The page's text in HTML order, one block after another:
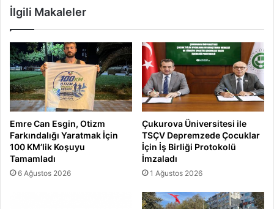
İlgili Makaleler
Emre Can Esgin, Otizm
Farkındalığı Yaratmak İçin
100 KM’lik Koşuyu
Tamamladı
6 Ağustos 2026
Çukurova Üniversitesi ile
TSÇV Depremzede Çocuklar
İçin İş Birliği Protokolü
İmzaladı
1 Ağustos 2026